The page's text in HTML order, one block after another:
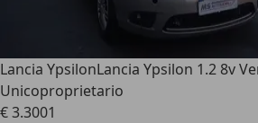
Lancia YpsilonLancia Ypsilon 1.2 8v
Unicoproprietario
€ 3.3001